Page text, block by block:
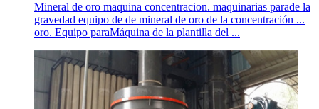
Mineral de oro maquina concentracion. maquinarias parade la
gravedad equipo de de mineral de oro de la concentración ...
oro. Equipo paraMáquina de la plantilla del ...